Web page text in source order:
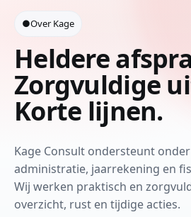
●Over Kage
Heldere
Zorgvuldige
Korte lijnen.
Kage Consult ondersteunt
administratie, jaarrekening en
Wij werken praktisch en
overzicht, rust en tijdige acties.